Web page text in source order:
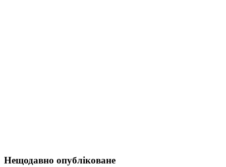
Нещодавно опубліковане